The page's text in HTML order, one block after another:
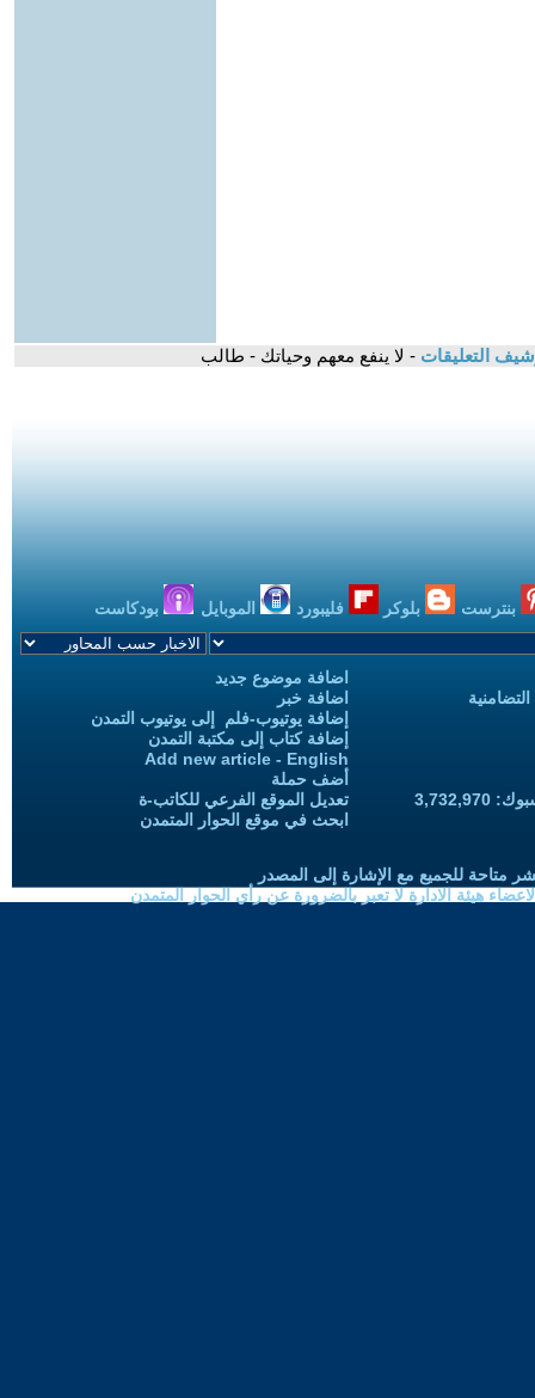
التعليقات - لا ينفع معهم وحياتك - طالب
بنترست بلوكر فليبورد الموبايل بودكاست
اضافة موضوع جديد
اضافة خبر
إضافة يوتيوب-فلم إلى يوتيوب التمدن
إضافة كتاب إلى مكتبة التمدن
Add new article - English
أضف حملة
تعديل الموقع الفرعي للكاتب-ة
ابحث في موقع الحوار المتمدن
متاحة للجميع مع الإشارة إلى المصدر
هيئة الادارة لا تعبر بالضرورة عن رأي الحوار المتمدن